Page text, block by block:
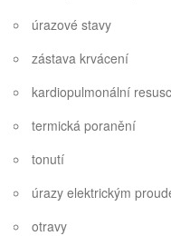
úrazové stavy
zástava krvácení
kardiopulmonální
termická poranění
tonutí
úrazy elektrickým
otravy